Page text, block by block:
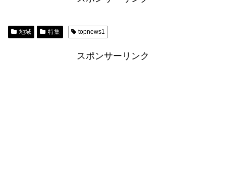
地域 特集 topnews1
スポンサーリンク